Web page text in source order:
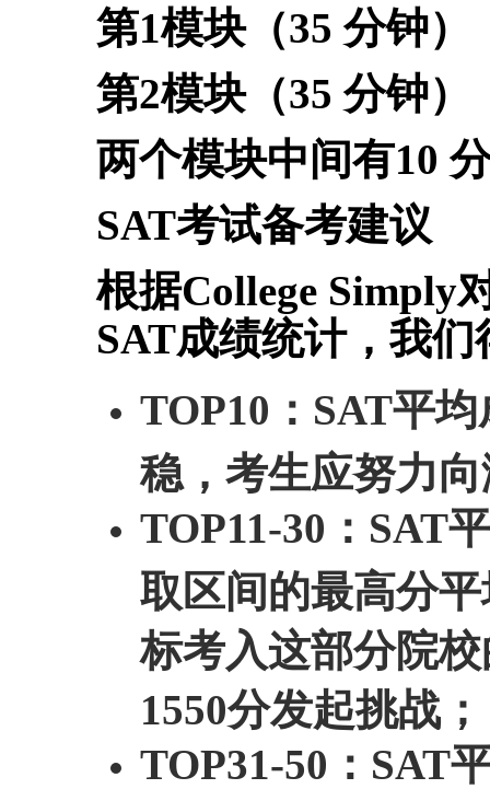
第1模块（35 分钟）
第2模块（35 分钟）
两个模块中间有10
SAT考试备考建议
根据College Simply
SAT成绩统计，我们
TOP10： SAT平
稳，考生应努力
TOP11-30： SAT
取区间的最高分
标考入这部分院
1550分发起挑战；
TOP31-50： SAT